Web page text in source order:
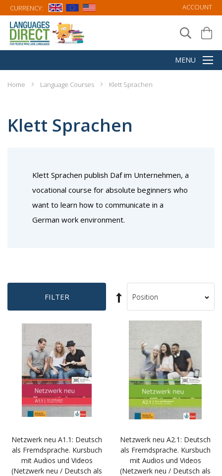
CURRENCY: ACCOUNT
Home Language Courses Klett Sprachen
Klett Sprachen
Klett Sprachen publish Daf im Unternehmen, a
vocational course for absolute beginners who
want to learn how to communicate in a
German work environment.
FILTER
Set
Descending
Direction
Sort
Netzwerk neu A1.1: Deutsch
als Fremdsprache. Kursbuch
mit Audios und Videos
(Netzwerk neu / Deutsch als
Netzwerk neu A2.1: Deutsch
als Fremdsprache. Kursbuch
mit Audios und Videos
(Netzwerk neu / Deutsch als